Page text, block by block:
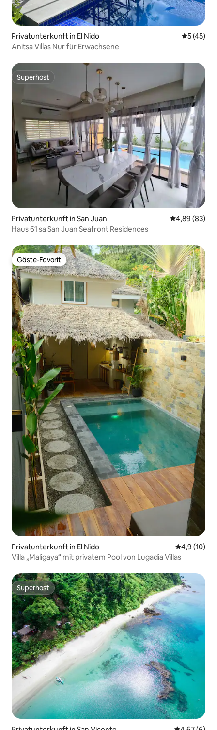
Privatunterkunft in El Nido
5 (45)
Anitsa Villas Nur für Erwachsene
Superhost
Superhost
Privatunterkunft in San Juan
4,89 (83)
Haus 61 sa San Juan Seafront Residences
Gäste-Favorit
Gäste-Favorit
Privatunterkunft in El Nido
4,9 (10)
Villa „Maligaya“ mit privatem Pool von Lugadia Villas
Superhost
Superhost